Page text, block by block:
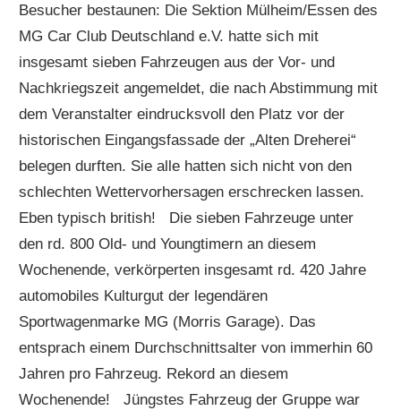
Besucher bestaunen: Die Sektion Mülheim/Essen des
MG Car Club Deutschland e.V. hatte sich mit
insgesamt sieben Fahrzeugen aus der Vor- und
Nachkriegszeit angemeldet, die nach Abstimmung mit
dem Veranstalter eindrucksvoll den Platz vor der
historischen Eingangsfassade der „Alten Dreherei“
belegen durften. Sie alle hatten sich nicht von den
schlechten Wettervorhersagen erschrecken lassen.
Eben typisch british! Die sieben Fahrzeuge unter
den rd. 800 Old- und Youngtimern an diesem
Wochenende, verkörperten insgesamt rd. 420 Jahre
automobiles Kulturgut der legendären
Sportwagenmarke MG (Morris Garage). Das
entsprach einem Durchschnittsalter von immerhin 60
Jahren pro Fahrzeug. Rekord an diesem
Wochenende! Jüngstes Fahrzeug der Gruppe war